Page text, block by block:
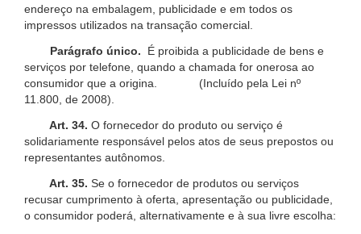
endereço na embalagem, publicidade e em todos os
impressos utilizados na transação comercial.
Parágrafo único.
É proibida a publicidade de bens e
serviços por telefone, quando a chamada for onerosa ao
consumidor que a origina. (Incluído pela Lei nº
11.800, de 2008).
Art. 34. O fornecedor do produto ou serviço é
solidariamente responsável pelos atos de seus prepostos ou
representantes autônomos.
Art. 35. Se o fornecedor de produtos ou serviços
recusar cumprimento à oferta, apresentação ou publicidade,
o consumidor poderá, alternativamente e à sua livre escolha: